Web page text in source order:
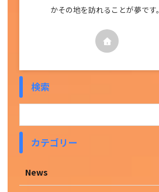
かその地を訪れることが夢です。
検索
カテゴリー
News